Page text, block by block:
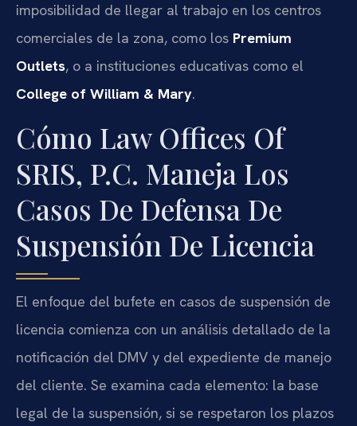
imposibilidad de llegar al trabajo en los centros
comerciales de la zona, como los Premium
Outlets, o a instituciones educativas como el
College of William & Mary.
Cómo Law Offices Of
SRIS, P.C. Maneja Los
Casos De Defensa De
Suspensión De Licencia
El enfoque del bufete en casos de suspensión de
licencia comienza con un análisis detallado de la
notificación del DMV y del expediente de manejo
del cliente. Se examina cada elemento: la base
legal de la suspensión, si se respetaron los plazos